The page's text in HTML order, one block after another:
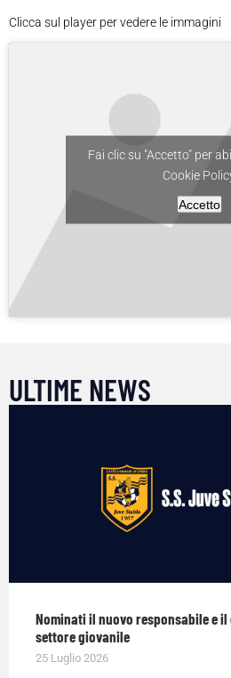
Clicca sul player per vedere le immagini
Fai clic su "Accetto" per
Cookie
Accetto
ULTIME NEWS
Nominati il nuovo responsabile e
settore giovanile
25 Luglio 2026